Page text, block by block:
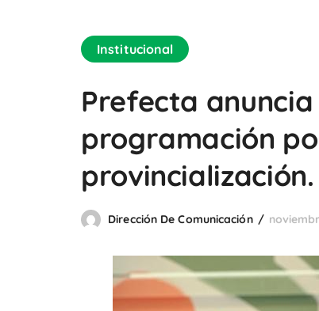
Institucional
Prefecta
programación
provincialización.
Dirección De Comunicación